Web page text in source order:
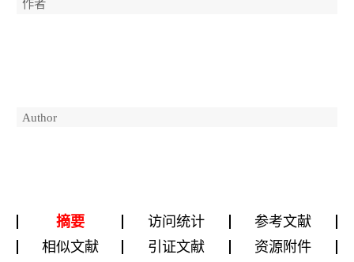
作者
Author
摘要 访问统计
参考文献
相似文献
引证文献 资源附件